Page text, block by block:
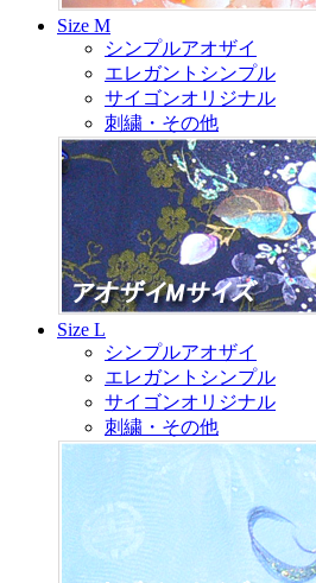
Size M
シンプルアオザイ
エレガントシンプル
サイゴンオリジナル
刺繍・その他
Size L
シンプルアオザイ
エレガントシンプル
サイゴンオリジナル
刺繍・その他